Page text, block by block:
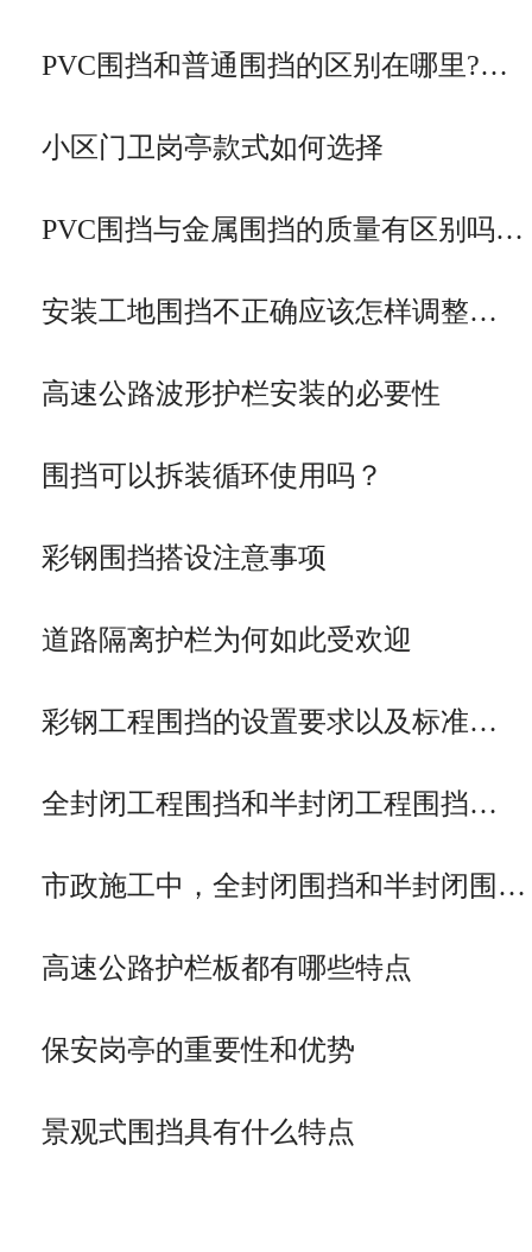
PVC围挡和普通围挡的区别在哪里?…
小区门卫岗亭款式如何选择
PVC围挡与金属围挡的质量有区别吗…
安装工地围挡不正确应该怎样调整…
高速公路波形护栏安装的必要性
围挡可以拆装循环使用吗？
彩钢围挡搭设注意事项
道路隔离护栏为何如此受欢迎
彩钢工程围挡的设置要求以及标准…
全封闭工程围挡和半封闭工程围挡…
市政施工中，全封闭围挡和半封闭围…
高速公路护栏板都有哪些特点
保安岗亭的重要性和优势
景观式围挡具有什么特点